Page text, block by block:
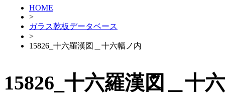
HOME
>
ガラス乾板データベース
>
15826_十六羅漢図＿十六幅ノ内
15826_十六羅漢図＿十